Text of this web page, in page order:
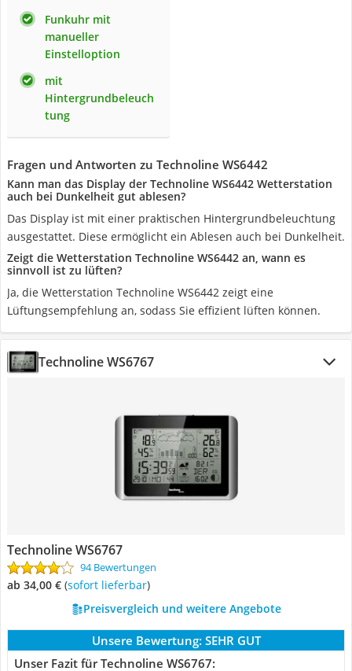
Funkuhr mit
manueller
Einstelloption
mit
Hintergrundbeleuch
tung
Fragen und Antworten zu Technoline WS6442
Kann man das Display der Technoline WS6442 Wetterstation
auch bei Dunkelheit gut ablesen?
Das Display ist mit einer praktischen Hintergrundbeleuchtung
ausgestattet. Diese ermöglicht ein Ablesen auch bei Dunkelheit.
Zeigt die Wetterstation Technoline WS6442 an, wann es
sinnvoll ist zu lüften?
Ja, die Wetterstation Technoline WS6442 zeigt eine
Lüftungsempfehlung an, sodass Sie effizient lüften können.
Technoline WS6767
Technoline WS6767
94 Bewertungen
ab 34,00 € ( Sofort lieferbar)
Preisvergleich und weitere Angebote
Unsere Bewertung: SEHR GUT
Unser Fazit für Technoline WS6767: